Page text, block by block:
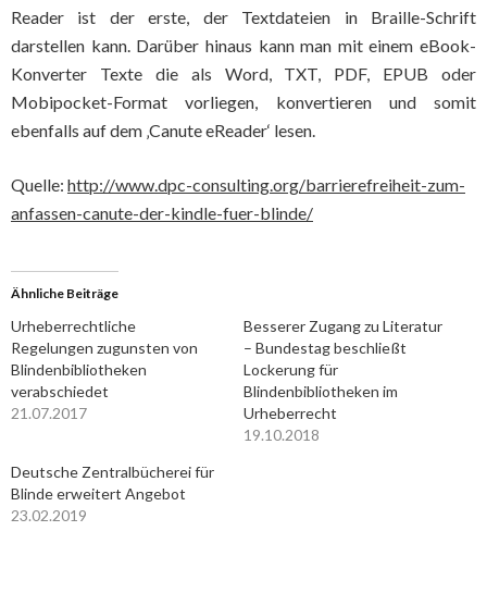
Reader ist der erste, der Textdateien in Braille-Schrift
darstellen kann. Darüber hinaus kann man mit einem eBook-
Konverter Texte die als Word, TXT, PDF, EPUB oder
Mobipocket-Format vorliegen, konvertieren und somit
ebenfalls auf dem ‚Canute eReader‘ lesen.
Quelle: http://www.dpc-consulting.org/barrierefreiheit-zum-
anfassen-canute-der-kindle-fuer-blinde/
Ähnliche Beiträge
Urheberrechtliche
Regelungen zugunsten von
Blindenbibliotheken
verabschiedet
21.07.2017
Besserer Zugang zu Literatur
– Bundestag beschließt
Lockerung für
Blindenbibliotheken im
Urheberrecht
19.10.2018
Deutsche Zentralbücherei für
Blinde erweitert Angebot
23.02.2019